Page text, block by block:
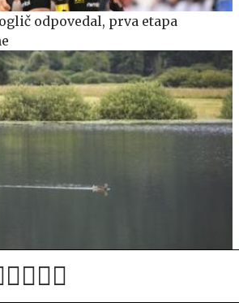
odpovedal, prva etapa
kopajo v povsem rjavem